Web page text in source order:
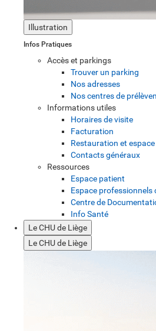
Illustration
Infos Pratiques
Accès et parkings
Trouver un parking
Nos adresses
Nos centres de
Informations utiles
Horaires de visite
Facturation
Restauration et espace
Contacts généraux
Ressources
Espace patient
Espace professionnels
Centre de
Info Santé
Le CHU de Liège
Le CHU de Liège